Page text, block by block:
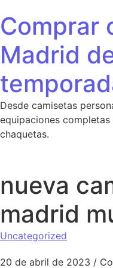
Comprar
Madrid
Desde camisetas
equipaciones
chaquetas.
nueva
madrid
Uncategorized
20 de abril de 2023 /